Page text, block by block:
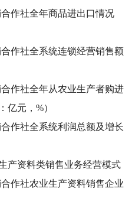
合作社全年商品进出口情况
合作社全系统连锁经营销售额
合作社全年从农业生产者购进
亿元，%）
合作社全系统利润总额及增长
产资料类销售业务经营模式
合作社农业生产资料销售企业